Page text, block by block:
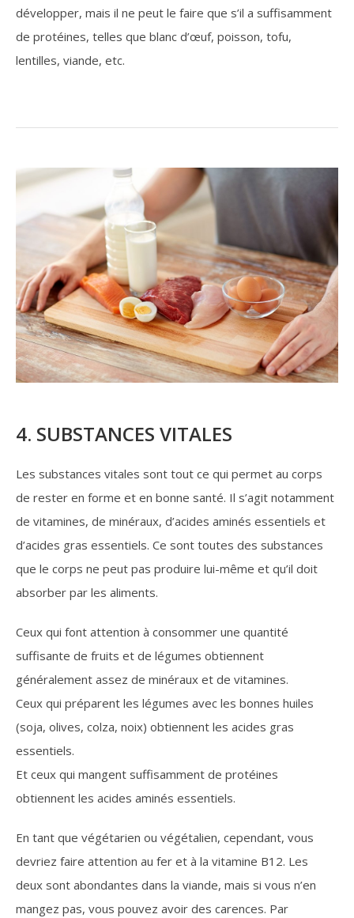
développer, mais il ne peut le faire que s’il a suffisamment
de protéines, telles que blanc d’œuf, poisson, tofu,
lentilles, viande, etc.
4. SUBSTANCES VITALES
Les substances vitales sont tout ce qui permet au corps
de rester en forme et en bonne santé. Il s’agit notamment
de vitamines, de minéraux, d’acides aminés essentiels et
d’acides gras essentiels. Ce sont toutes des substances
que le corps ne peut pas produire lui-même et qu’il doit
absorber par les aliments.
Ceux qui font attention à consommer une quantité
suffisante de fruits et de légumes obtiennent
généralement assez de minéraux et de vitamines.
Ceux qui préparent les légumes avec les bonnes huiles
(soja, olives, colza, noix) obtiennent les acides gras
essentiels.
Et ceux qui mangent suffisamment de protéines
obtiennent les acides aminés essentiels.
En tant que végétarien ou végétalien, cependant, vous
devriez faire attention au fer et à la vitamine B12. Les
deux sont abondantes dans la viande, mais si vous n’en
mangez pas, vous pouvez avoir des carences. Par